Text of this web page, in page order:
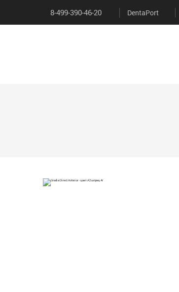
8-499-390-46-20 DentaPort